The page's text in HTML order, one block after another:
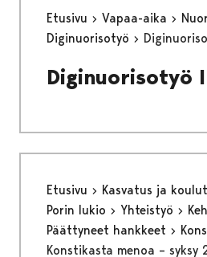
Etusivu Vapaa-aika
Diginuorisotyö
Diginuorisotyö
Etusivu Kasvatus ja
Porin lukio
Yhteistyö
Päättyneet hankkeet
Konstikasta menoa – syksy